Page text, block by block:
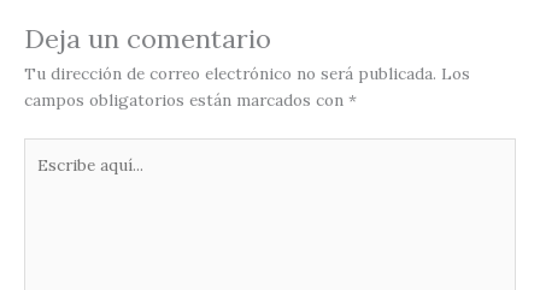
Deja un comentario
Tu dirección de correo electrónico no será publicada. Los
campos obligatorios están marcados con *
aquí...